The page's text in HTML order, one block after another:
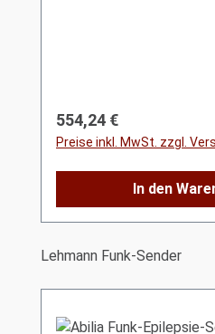
Regulärer Preis:
554,24 €
Preise inkl. MwSt. zzgl.
In den
Produktgalerie überspringen
Lehmann Funk-Sender